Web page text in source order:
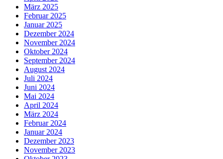
März 2025
Februar 2025
Januar 2025
Dezember 2024
November 2024
Oktober 2024
September 2024
August 2024
Juli 2024
Juni 2024
Mai 2024
April 2024
März 2024
Februar 2024
Januar 2024
Dezember 2023
November 2023